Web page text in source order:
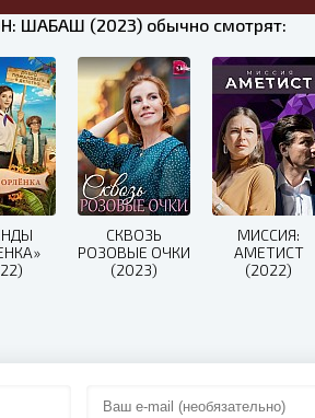
ШАБАШ (2023) обычно смотрят:
СКВОЗЬ
РОЗОВЫЕ ОЧКИ
(2023)
МИССИЯ:
АМЕТИСТ
(2022)